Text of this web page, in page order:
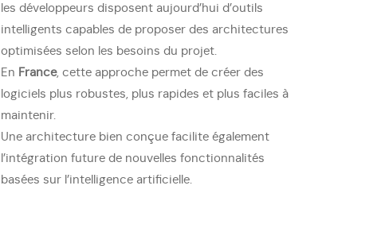
les développeurs disposent aujourd’hui d’outils
intelligents capables de proposer des architectures
optimisées selon les besoins du projet.
En France, cette approche permet de créer des
logiciels plus robustes, plus rapides et plus faciles à
maintenir.
Une architecture bien conçue facilite également
l’intégration future de nouvelles fonctionnalités
basées sur l’intelligence artificielle.